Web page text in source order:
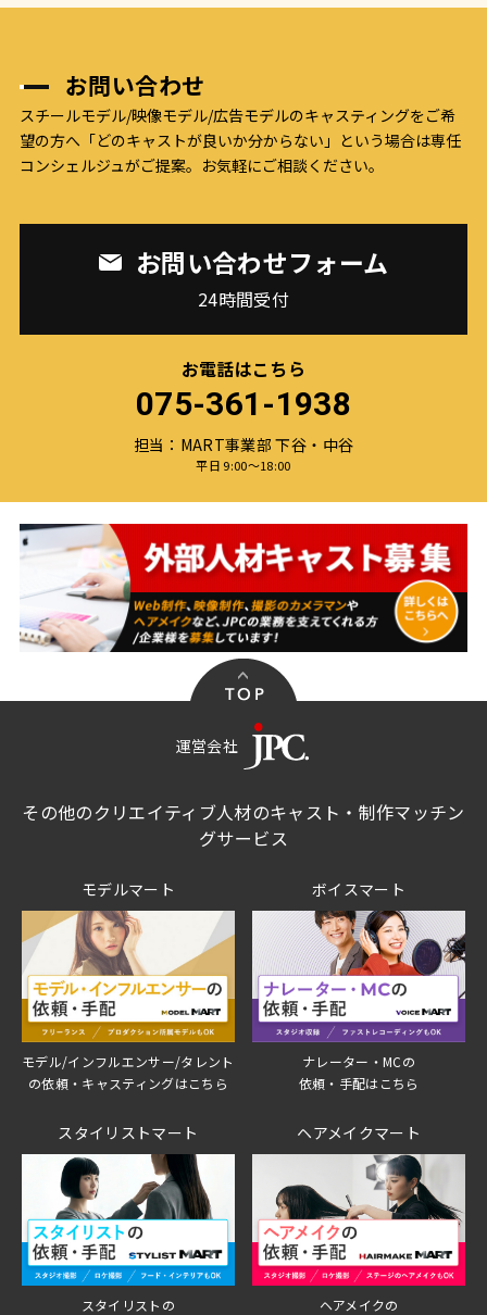
お問い合わせ
スチールモデル/映像モデル/広告モデルのキャスティングをご希
望の方へ「どのキャストが良いか分からない」という場合は専任
コンシェルジュがご提案。お気軽にご相談ください。
お問い合わせフォーム
24時間受付
お電話はこちら
075-361-1938
担当：MART事業部 下谷・中谷
平日 9:00〜18:00
運営会社
その他のクリエイティブ人材のキャスト・制作マッチン
グサービス
モデルマート
モデル/インフルエンサー/タレント
の依頼・キャスティングはこちら
ボイスマート
ナレーター・MCの
依頼・手配はこちら
スタイリストマート
スタイリストの
ヘアメイクマート
ヘアメイクの